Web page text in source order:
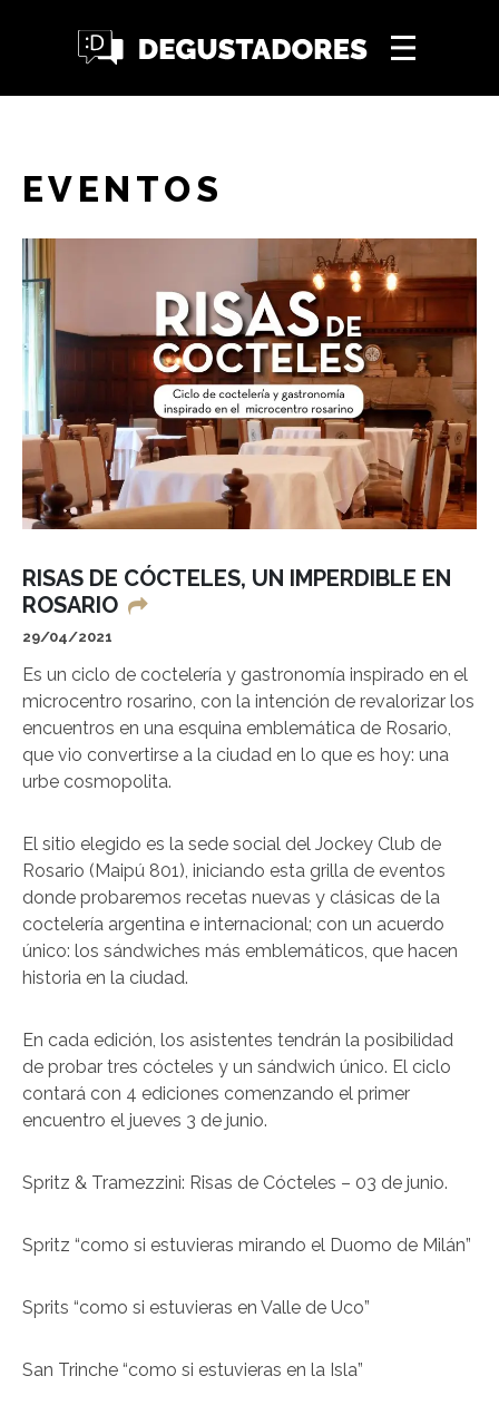
EVENTOS
RISAS DE CÓCTELES, UN IMPERDIBLE EN
ROSARIO
29/04/2021
Es un ciclo de coctelería y gastronomía inspirado en el
microcentro rosarino, con la intención de revalorizar los
encuentros en una esquina emblemática de Rosario,
que vio convertirse a la ciudad en lo que es hoy: una
urbe cosmopolita.
El sitio elegido es la sede social del Jockey Club de
Rosario (Maipú 801), iniciando esta grilla de eventos
donde probaremos recetas nuevas y clásicas de la
coctelería argentina e internacional; con un acuerdo
único: los sándwiches más emblemáticos, que hacen
historia en la ciudad.
En cada edición, los asistentes tendrán la posibilidad
de probar tres cócteles y un sándwich único. El ciclo
contará con 4 ediciones comenzando el primer
encuentro el jueves 3 de junio.
Spritz & Tramezzini: Risas de Cócteles – 03 de junio.
Spritz “como si estuvieras mirando el Duomo de Milán”
Sprits “como si estuvieras en Valle de Uco”
San Trinche “como si estuvieras en la Isla”